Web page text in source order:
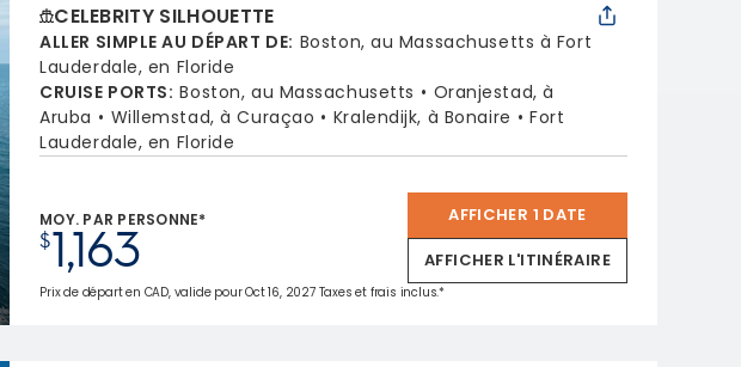
CELEBRITY SILHOUETTE
ALLER SIMPLE AU DÉPART DE: Boston, au Massachusetts à Fort
Lauderdale, en Floride
CRUISE PORTS: Boston, au Massachusetts
Oranjestad, à
Aruba
Willemstad, à Curaçao Kralendijk, à Bonaire
Fort
Lauderdale, en Floride
MOY. PAR PERSONNE*
$1,163
AFFICHER 1 DATE
AFFICHER L'ITINÉRAIRE
Prix de départ en CAD, valide pour Oct 16, 2027 Taxes et frais inclus.*